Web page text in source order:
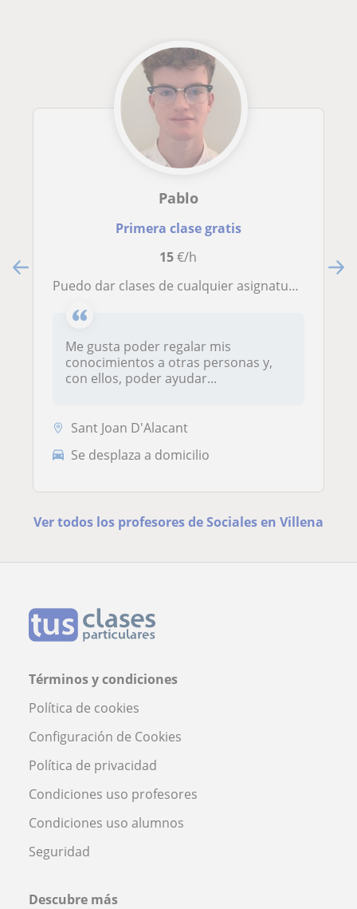
Pablo
Primera clase gratis
15€/h
Puedo dar clases de cualquier asignatura de bachillerato aplicado a las ciencias sociales ya que obtuve un 9.7 como nota final
Me gusta poder regalar mis
conocimientos a otras personas y,
con ellos, poder ayudar...
Sant Joan D'Alacant
Se desplaza a domicilio
Ver todos los profesores de Sociales en Villena
Términos y condiciones
Política de cookies
Configuración de Cookies
Política de privacidad
Condiciones uso profesores
Condiciones uso alumnos
Seguridad
Descubre más